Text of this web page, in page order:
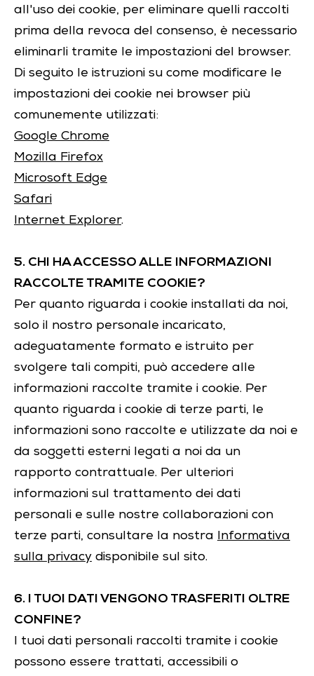
all'uso dei cookie, per eliminare quelli raccolti
prima della revoca del consenso, è necessario
eliminarli tramite le impostazioni del browser.
Di seguito le istruzioni su come modificare le
impostazioni dei cookie nei browser più
comunemente utilizzati:
Google Chrome
Mozilla Firefox
Microsoft Edge
Safari
Internet Explorer.
5. CHI HA ACCESSO ALLE INFORMAZIONI
RACCOLTE TRAMITE COOKIE?
Per quanto riguarda i cookie installati da noi,
solo il nostro personale incaricato,
adeguatamente formato e istruito per
svolgere tali compiti, può accedere alle
informazioni raccolte tramite i cookie. Per
quanto riguarda i cookie di terze parti, le
informazioni sono raccolte e utilizzate da noi e
da soggetti esterni legati a noi da un
rapporto contrattuale. Per ulteriori
informazioni sul trattamento dei dati
personali e sulle nostre collaborazioni con
terze parti, consultare la nostra Informativa
sulla privacy disponibile sul sito.
6. I TUOI DATI VENGONO TRASFERITI OLTRE
CONFINE?
I tuoi dati personali raccolti tramite i cookie
possono essere trattati, accessibili o